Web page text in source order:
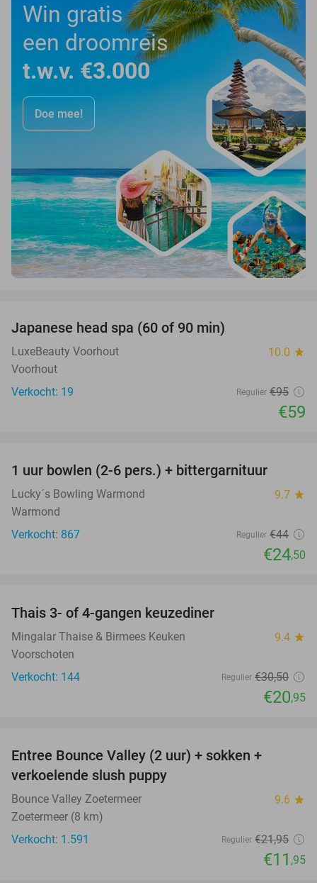
Win gratis
een droomreis
t.w.v. €3.000
Doe mee!
Japanese head spa (60 of 90 min)
LuxeBeauty Voorhout 10.0 star
Voorhout
Verkocht: 19
Regulier €95
€59
1 uur bowlen (2-6 pers.) + bittergarnituur
Lucky´s Bowling Warmond 9.7 star
Warmond
Verkocht: 867
Regulier €44
€24,50
Thais 3- of 4-gangen keuzediner
Mingalar Thaise & Birmees Keuken 9.4 star
Voorschoten
Verkocht: 144
Regulier €30,50
€20,95
Entree Bounce Valley (2 uur) + sokken +
verkoelende slush puppy
Bounce Valley Zoetermeer 9.6 star
Zoetermeer (8 km)
Verkocht: 1.591
Regulier €21,95
€11 ,95